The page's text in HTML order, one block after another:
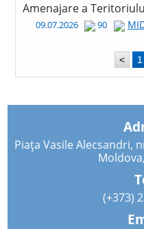
Amenajare a
09.07.2026 90
< 1
Piața Vasile Alecsandri,
(+373)